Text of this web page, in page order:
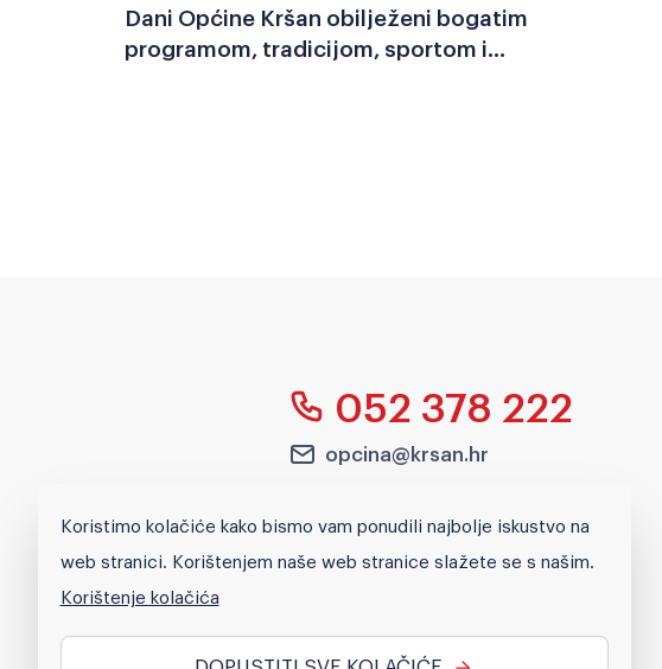
Dani Općine Kršan obilježeni bogatim
programom, tradicijom, sportom i
052 378 222
opcina@krsan.hr
52232 Kršan
Koristimo kolačiće kako bismo vam ponudili najbolje iskustvo na
web stranici. Korištenjem naše web stranice slažete se s našim.
Korištenje kolačića